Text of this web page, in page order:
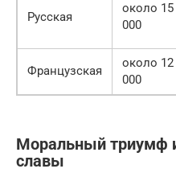
Русская
около 15
000
Французская
около 12
000
Моральный триумф
славы